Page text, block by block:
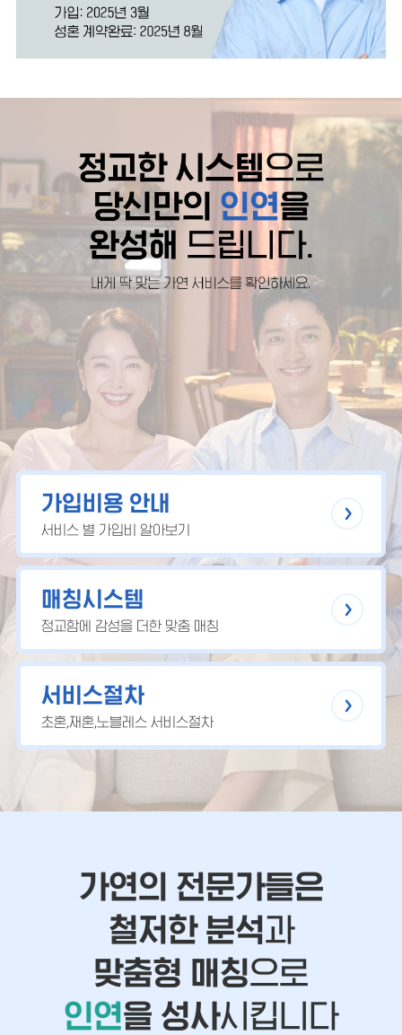
가입비용 안내
서비스 별 가입비 알아보기
매칭시스템
정교함에 감성을 더한 맞춤 매칭
서비스절차
초혼,재혼,노블레스 서비스절차
가연의 전문가들은
철저한 분석과
맞춤형 매칭으로
인연을 성사시킵니다